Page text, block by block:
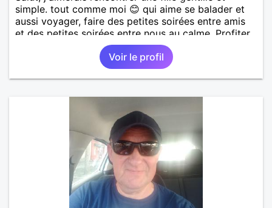
simple. tout comme moi 😊 qui aime se balader et
aussi voyager, faire des petites soirées entre amis
et des petites soirées entre nous au calme. Profiter
de l'instant présent, dans le respect et l'amour 🙂
Voir le profil